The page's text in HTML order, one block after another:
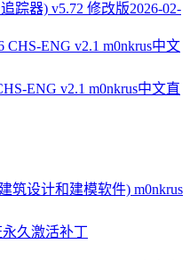
踪器) v5.72 修改版2026-02-
ENG v2.1 m0nkrus中文直
筑设计和建模软件) m0nkrus
久激活补丁